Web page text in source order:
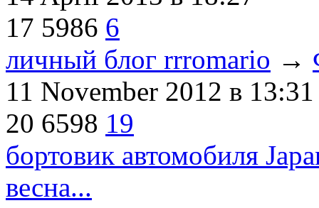
17 5986 6
личный блог rrromario →
11 November 2012 в 13:31
20 6598 19
бортовик автомобиля
весна...